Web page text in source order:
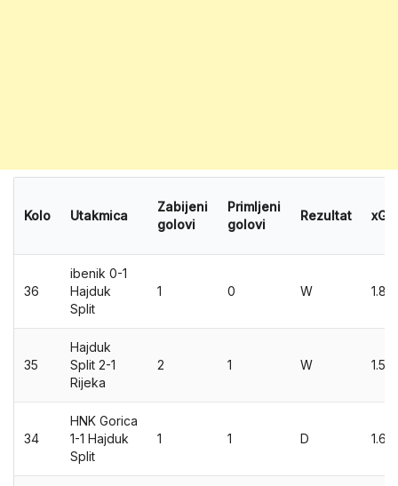
Kolo Utakmica
Zabijeni
golovi
Primljeni
golovi
Rezultat xG
36
ibenik 0-1
Hajduk
Split
1 0 W 1.83
35
Hajduk
Split 2-1
Rijeka
2 1 W 1.58
34
HNK Gorica
1-1 Hajduk
Split
1 1 D 1.62